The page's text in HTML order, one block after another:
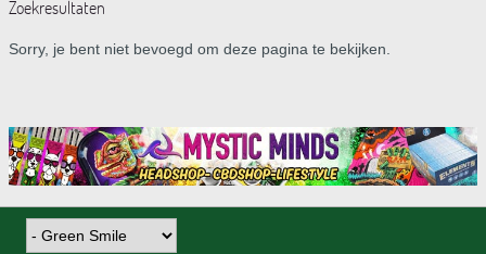
Zoekresultaten
Sorry, je bent niet bevoegd om deze pagina te bekijken.